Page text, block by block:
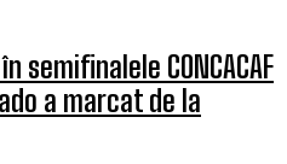
semifinalele CONCACAF
a marcat de la